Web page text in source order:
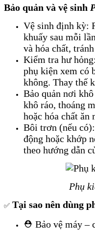
Bảo quản và vệ sinh
Vệ sinh định kỳ:
khuấy sau mỗi
và hóa chất,
Kiểm tra hư
phụ kiện xem có
không. Thay thế
Bảo quản nơi
khô ráo, thoáng
hoặc hóa chất ăn
Bôi trơn (nếu
động hoặc khớp
theo hướng dẫn
Phụ
✅ Tại sao nên dùng
⛑ Bảo vệ máy –